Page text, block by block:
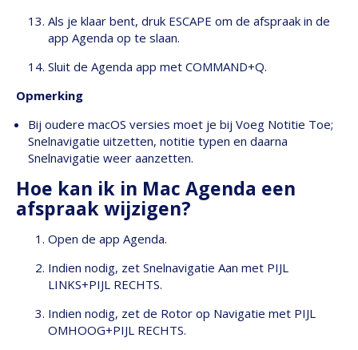
Als je klaar bent, druk ESCAPE om de afspraak in de
app Agenda op te slaan.
Sluit de Agenda app met COMMAND+Q.
Opmerking
Bij oudere macOS versies moet je bij Voeg Notitie Toe;
Snelnavigatie uitzetten, notitie typen en daarna
Snelnavigatie weer aanzetten.
Hoe kan ik in Mac Agenda een
afspraak wijzigen?
Open de app Agenda.
Indien nodig, zet Snelnavigatie Aan met PIJL
LINKS+PIJL RECHTS.
Indien nodig, zet de Rotor op Navigatie met PIJL
OMHOOG+PIJL RECHTS.